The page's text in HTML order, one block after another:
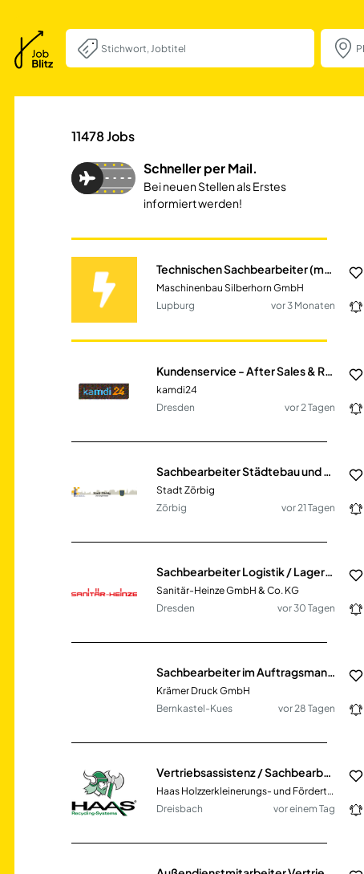
Technischen
11478Jobs
Schneller per Mail.
Bei neuen Stellen als Erstes
informiert werden!
Technischen Sachbearbeiter (m/w/d) After Sales Service
Maschinenbau Silberhorn GmbH
Lupburg
vor 3 Monaten
Kundenservice - After Sales & Reklamationsmanagement (m/w/d)
kamdi24
Dresden
vor 2 Tagen
Stadt Zörbig
Zörbig
vor 21 Tagen
Sachbearbeiter Logistik / Lagerbüro (m/w/d)
Sanitär-Heinze GmbH & Co. KG
Dresden
vor 30 Tagen
Sachbearbeiter im Auftragsmanagement (m/w/d)
Krämer Druck GmbH
Bernkastel-Kues
vor 28 Tagen
Vertriebsassistenz / Sachbearbeitung Vertriebsinnendienst (m/w/d)
Haas Holzzerkleinerungs- und Fördertechnik GmbH
Dreisbach
vor einem Tag